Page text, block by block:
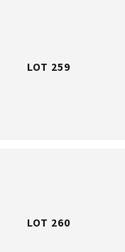
LOT 259
LOT 260